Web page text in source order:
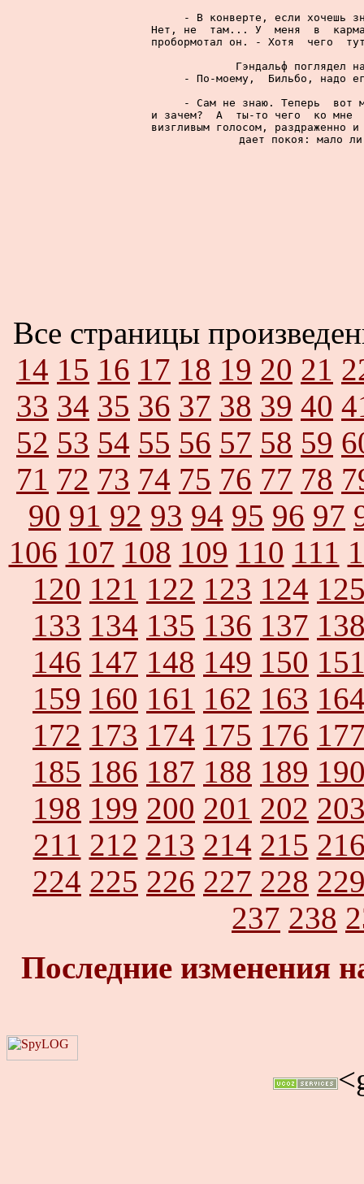
- В конверте, если хочешь
Нет, не  там... У  меня  в
пробормотал он. - Хотя  чего
Гэндальф поглядел
- По-моему,  Бильбо, надо
- Сам не знаю. Теперь  вот
и зачем?  А  ты-то чего  ко мне
визгливым голосом, раздраженно
дает покоя: мало
Все страницы
14 15 16 17 18 19 20 21
33 34 35 36 37 38 39 40
52 53 54 55 56 57 58 59
71 72 73 74 75 76 77 78
90 91 92 93 94 95 96 97
106 107 108 109 110 111
120 121 122 123 124
133 134 135 136 137
146 147 148 149 150
159 160 161 162 163
172 173 174 175 176
185 186 187 188 189
198 199 200 201 202
211 212 213 214 215
224 225 226 227 228
237 238
Последние изменения
<